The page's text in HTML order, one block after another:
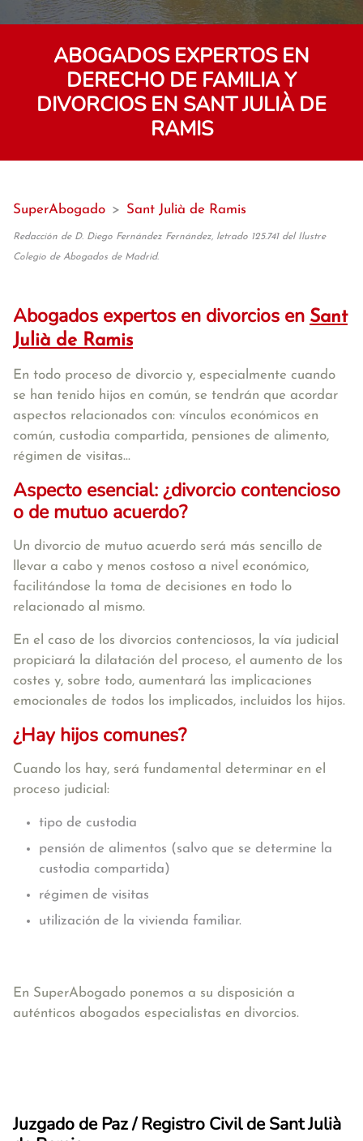
ABOGADOS EXPERTOS EN
DERECHO DE FAMILIA Y
DIVORCIOS EN SANT JULIÀ DE
RAMIS
SuperAbogado > Sant Julià de Ramis
Redacción de D. Diego Fernández Fernández, letrado 125.741 del Ilustre
Colegio de Abogados de Madrid.
Abogados expertos en divorcios en Sant
Julià de Ramis
En todo proceso de divorcio y, especialmente cuando
se han tenido hijos en común, se tendrán que acordar
aspectos relacionados con: vínculos económicos en
común, custodia compartida, pensiones de alimento,
régimen de visitas...
Aspecto esencial: ¿divorcio contencioso
o de mutuo acuerdo?
Un divorcio de mutuo acuerdo será más sencillo de
llevar a cabo y menos costoso a nivel económico,
facilitándose la toma de decisiones en todo lo
relacionado al mismo.
En el caso de los divorcios contenciosos, la vía judicial
propiciará la dilatación del proceso, el aumento de los
costes y, sobre todo, aumentará las implicaciones
emocionales de todos los implicados, incluidos los hijos.
¿Hay hijos comunes?
Cuando los hay, será fundamental determinar en el
proceso judicial:
tipo de custodia
pensión de alimentos (salvo que se determine la
custodia compartida)
régimen de visitas
utilización de la vivienda familiar.
En SuperAbogado ponemos a su disposición a
auténticos abogados especialistas en divorcios.
Juzgado de Paz / Registro Civil de Sant Julià